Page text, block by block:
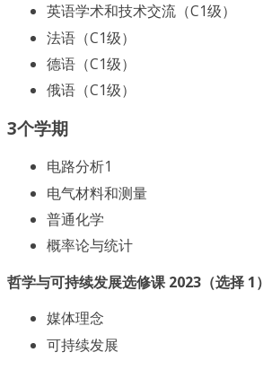
英语学术和技术交流（C1级）
法语（C1级）
德语（C1级）
俄语（C1级）
3个学期
电路分析1
电气材料和测量
普通化学
概率论与统计
哲学与可持续发展选修课 2023（选择 1）
媒体理念
可持续发展